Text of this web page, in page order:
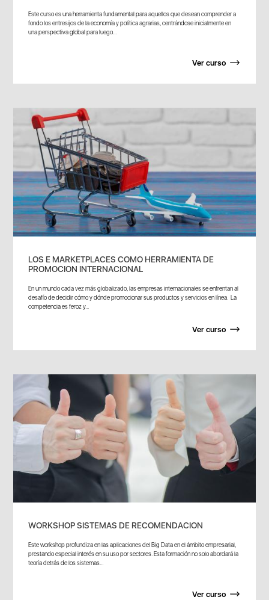
Este curso es una herramienta fundamental para aquellos que desean comprender a
fondo los entresijos de la economía y política agrarias, centrándose inicialmente en
una perspectiva global para luego...
Ver curso
LOS E MARKETPLACES COMO HERRAMIENTA DE
PROMOCION INTERNACIONAL
En un mundo cada vez más globalizado, las empresas internacionales se enfrentan al
desafío de decidir cómo y dónde promocionar sus productos y servicios en línea. La
competencia es feroz y...
Ver curso
WORKSHOP SISTEMAS DE RECOMENDACION
Este workshop profundiza en las aplicaciones del Big Data en el ámbito empresarial,
prestando especial interés en su uso por sectores. Esta formación no solo abordará la
teoría detrás de los sistemas...
Ver curso